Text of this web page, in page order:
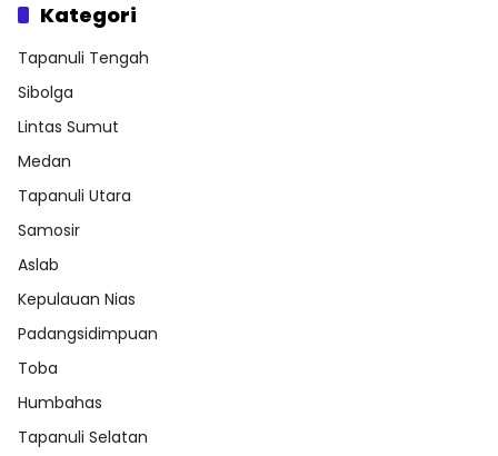
Kategori
Tapanuli Tengah
Sibolga
Lintas Sumut
Medan
Tapanuli Utara
Samosir
Aslab
Kepulauan Nias
Padangsidimpuan
Toba
Humbahas
Tapanuli Selatan